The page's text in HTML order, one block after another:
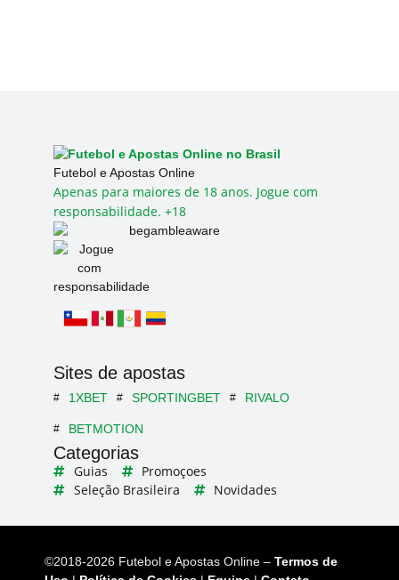
Futebol e Apostas Online
Apenas para maiores de 18 anos. Jogue com
responsabilidade. +18
Sites de apostas
1XBET SPORTINGBET RIVALO
BETMOTION
Categorias
Guias
Promoçoes
Seleção Brasileira
Novidades
©2018-2026 Futebol e Apostas Online – Termos de